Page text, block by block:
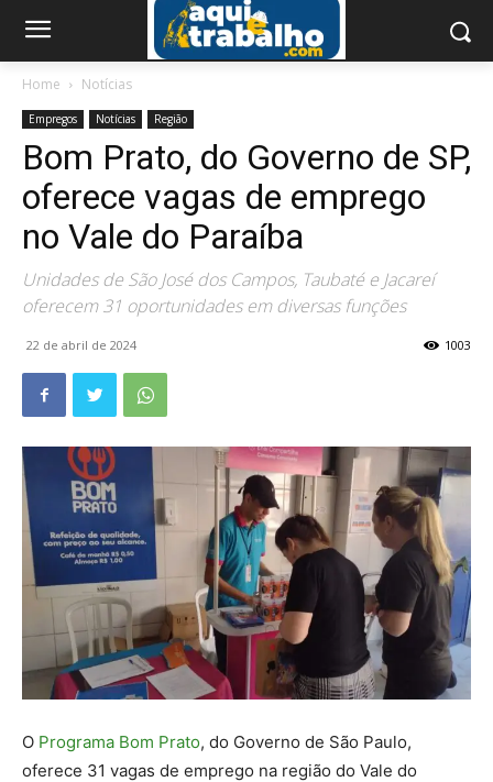
Home Notícias
Empregos Notícias Região
Bom Prato, do Governo de SP,
oferece vagas de emprego
no Vale do Paraíba
Unidades de São José dos Campos, Taubaté e Jacareí
oferecem 31 oportunidades em diversas funções
22 de abril de 2024 1003
O Programa Bom Prato, do Governo de São Paulo,
oferece 31 vagas de emprego na região do Vale do